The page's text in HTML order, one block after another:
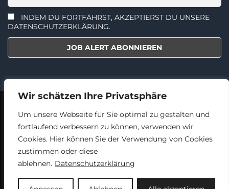
Wir schätzen Ihre Privatsphäre
Um unsere Webseite für Sie optimal zu gestalten und
fortlaufend verbessern zu können, verwenden wir
Cookies. Hier können Sie der Verwendung von Cookies
zustimmen oder diese
ablehnen. Datenschutzerklärung
INDEM DU FORTFÄHRST, AKZEPTIERST DU UNSERE
DATENSCHUTZERKLÄRUNG.
2018 - 2024 © TECHNIKERJOBS.ATAGBS DATENSCHUTZ
IMPRESSUM
In